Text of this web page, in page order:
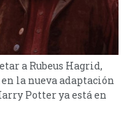
a Rubeus Hagrid,
la nueva adaptación
Potter ya está en
últimos días al
Hogwarts a la